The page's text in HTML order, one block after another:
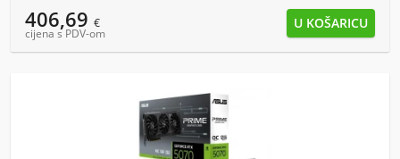
406,69 €
cijena s PDV-om